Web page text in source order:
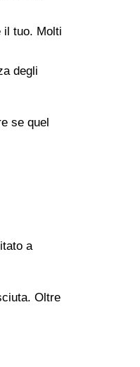
il tuo. Molti
degli
se quel
a
Oltre